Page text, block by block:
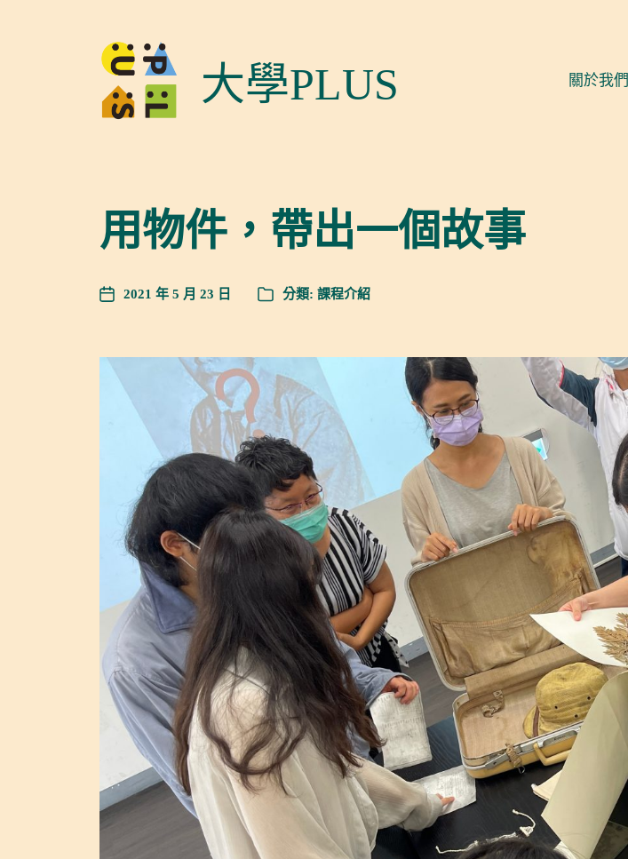
大學PLUS 關於我們
用物件，帶出一個故事
2021 年 5 月 23 日 分類: 課程介紹